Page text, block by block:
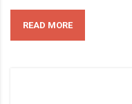
READ MORE